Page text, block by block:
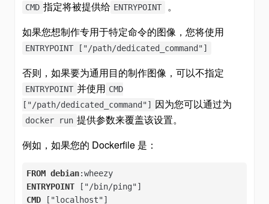
CMD 指定将被提供给 ENTRYPOINT
。
如果您想制作专用于特定命令的图像，您将使用
ENTRYPOINT ["/path/dedicated_command"]
否则，如果要为通用目的制作图像，可以不指定
ENTRYPOINT 并使用 CMD
["/path/dedicated_command"]
因为您可以通过为
docker run 提供参数来覆盖该设置。
例如，如果您的 Dockerfile 是：
FROM debian:wheezy
ENTRYPOINT
["/bin/ping"]
CMD
["localhost"]